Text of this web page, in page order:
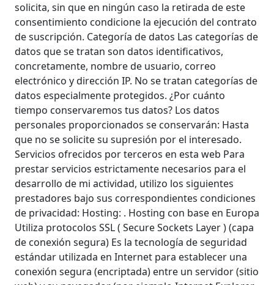
solicita, sin que en ningún caso la retirada de este
consentimiento condicione la ejecución del contrato
de suscripción. Categoría de datos Las categorías de
datos que se tratan son datos identificativos,
concretamente, nombre de usuario, correo
electrónico y dirección IP. No se tratan categorías de
datos especialmente protegidos. ¿Por cuánto
tiempo conservaremos tus datos? Los datos
personales proporcionados se conservarán: Hasta
que no se solicite su supresión por el interesado.
Servicios ofrecidos por terceros en esta web Para
prestar servicios estrictamente necesarios para el
desarrollo de mi actividad, utilizo los siguientes
prestadores bajo sus correspondientes condiciones
de privacidad: Hosting: . Hosting con base en Europa
Utiliza protocolos SSL ( Secure Sockets Layer ) (capa
de conexión segura) Es la tecnología de seguridad
estándar utilizada en Internet para establecer una
conexión segura (encriptada) entre un servidor (sitio